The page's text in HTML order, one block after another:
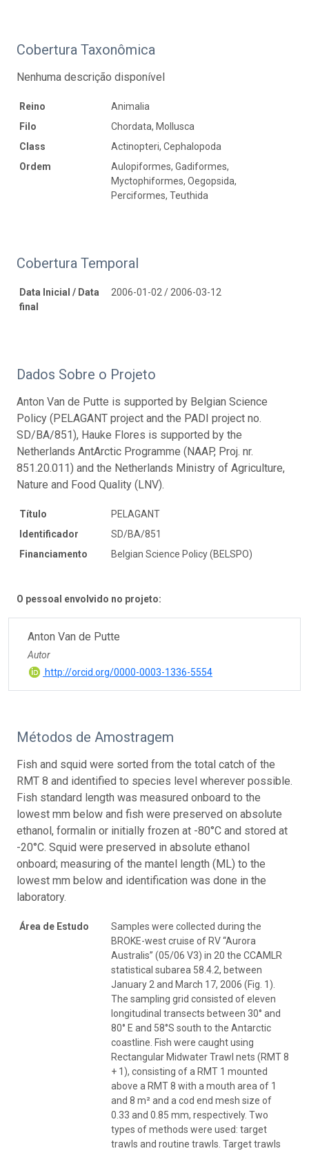
Cobertura Taxonômica
Nenhuma descrição disponível
Reino
Animalia
Filo
Chordata, Mollusca
Class
Actinopteri, Cephalopoda
Ordem
Aulopiformes, Gadiformes,
Myctophiformes, Oegopsida,
Perciformes, Teuthida
Cobertura Temporal
Data Inicial / Data
final
2006-01-02 / 2006-03-12
Dados Sobre o Projeto
Anton Van de Putte is supported by Belgian Science
Policy (PELAGANT project and the PADI project no.
SD/BA/851), Hauke Flores is supported by the
Netherlands AntArctic Programme (NAAP, Proj. nr.
851.20.011) and the Netherlands Ministry of Agriculture,
Nature and Food Quality (LNV).
Título
PELAGANT
Identificador
SD/BA/851
Financiamento
Belgian Science Policy (BELSPO)
O pessoal envolvido no projeto:
Anton Van de Putte
Autor
http://orcid.org/0000-0003-1336-5554
Métodos de Amostragem
Fish and squid were sorted from the total catch of the
RMT 8 and identified to species level wherever possible.
Fish standard length was measured onboard to the
lowest mm below and fish were preserved on absolute
ethanol, formalin or initially frozen at -80°C and stored at
-20°C. Squid were preserved in absolute ethanol
onboard; measuring of the mantel length (ML) to the
lowest mm below and identification was done in the
laboratory.
Área de Estudo
Samples were collected during the
BROKE-west cruise of RV ‘‘Aurora
Australis’’ (05/06 V3) in 20 the CCAMLR
statistical subarea 58.4.2, between
January 2 and March 17, 2006 (Fig. 1).
The sampling grid consisted of eleven
longitudinal transects between 30° and
80° E and 58°S south to the Antarctic
coastline. Fish were caught using
Rectangular Midwater Trawl nets (RMT 8
+ 1), consisting of a RMT 1 mounted
above a RMT 8 with a mouth area of 1
and 8 m² and a cod end mesh size of
0.33 and 0.85 mm, respectively. Two
types of methods were used: target
trawls and routine trawls. Target trawls